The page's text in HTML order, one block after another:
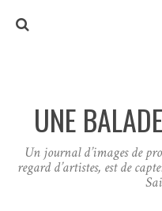
UNE
Un journal d’images de
regard d’artistes, est de